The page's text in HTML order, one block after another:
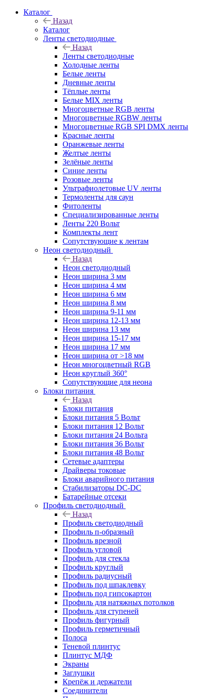
Каталог
Назад
Каталог
Ленты светодиодные
Назад
Ленты светодиодные
Холодные ленты
Белые ленты
Дневные ленты
Тёплые ленты
Белые MIX ленты
Многоцветные RGB ленты
Многоцветные RGBW ленты
Многоцветные RGB SPI DMX ленты
Красные ленты
Оранжевые ленты
Желтые ленты
Зелёные ленты
Синие ленты
Розовые ленты
Ультрафиолетовые UV ленты
Термоленты для саун
Фитоленты
Специализированные ленты
Ленты 220 Вольт
Комплекты лент
Сопутствующие к лентам
Неон светодиодный
Назад
Неон светодиодный
Неон ширина 3 мм
Неон ширина 4 мм
Неон ширина 6 мм
Неон ширина 8 мм
Неон ширина 9-11 мм
Неон ширина 12-13 мм
Неон ширина 13 мм
Неон ширина 15-17 мм
Неон ширина 17 мм
Неон ширина от >18 мм
Неон многоцветный RGB
Неон круглый 360°
Сопутствующие для неона
Блоки питания
Назад
Блоки питания
Блоки питания 5 Вольт
Блоки питания 12 Вольт
Блоки питания 24 Вольта
Блоки питания 36 Вольт
Блоки питания 48 Вольт
Сетевые адаптеры
Драйверы токовые
Блоки аварийного питания
Стабилизаторы DC-DC
Батарейные отсеки
Профиль светодиодный
Назад
Профиль светодиодный
Профиль п-образный
Профиль врезной
Профиль угловой
Профиль для стекла
Профиль круглый
Профиль радиусный
Профиль под шпаклевку
Профиль под гипсокартон
Профиль для натяжных потолков
Профиль для ступеней
Профиль фигурный
Профиль герметичный
Полоса
Теневой плинтус
Плинтус МДФ
Экраны
Заглушки
Крепёж и держатели
Соединители